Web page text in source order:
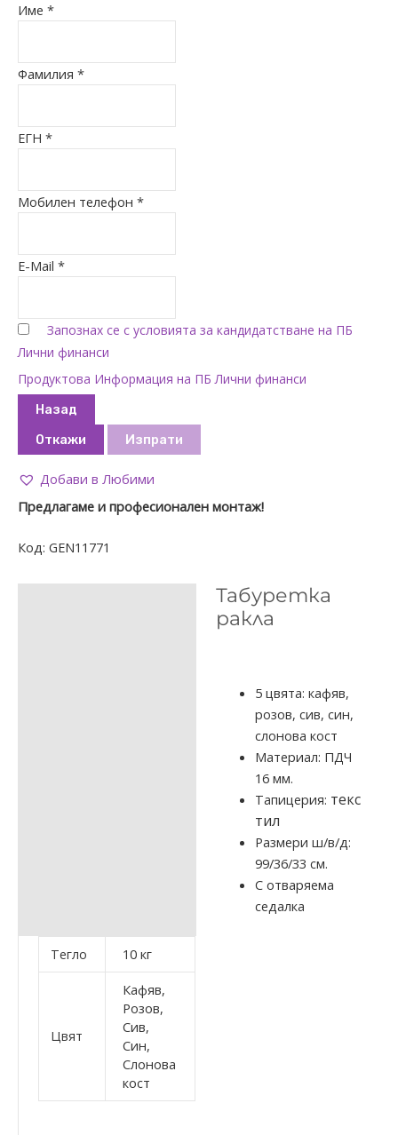
Име *
Фамилия *
ЕГН *
Мобилен телефон *
E-Mail *
Запознах се с условията за кандидатстване на ПБ
Лични финанси
Продуктова Информация на ПБ Лични финанси
Назад
Откажи
Изпрати
Добави в Любими
Предлагаме и професионален монтаж!
Код: GEN11771
Табуретка
ракла
5 цвята: кафяв,
розов, сив, син,
слонова кост
Материал: ПДЧ
16 мм.
Тапицерия: текс
тил
Размери ш/в/д:
99/36/33 см.
С отваряема
седалка
Тегло 10 кг
Цвят
Кафяв,
Розов,
Сив,
Син,
Слонова
кост